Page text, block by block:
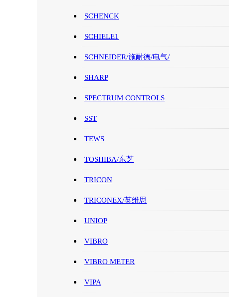
SCHENCK
SCHIELE1
SCHNEIDER/施耐德/电气/
SHARP
SPECTRUM CONTROLS
SST
TEWS
TOSHIBA/东芝
TRICON
TRICONEX/英维思
UNIOP
VIBRO
VIBRO METER
VIPA